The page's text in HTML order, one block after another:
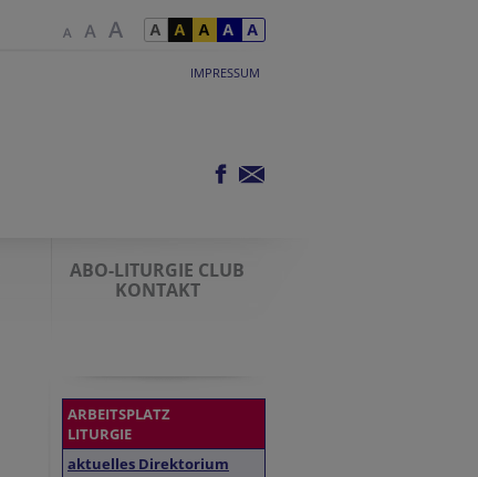
IMPRESSUM
ABO-LITURGIE CLUB
KONTAKT
ARBEITSPLATZ
LITURGIE
aktuelles Direktorium